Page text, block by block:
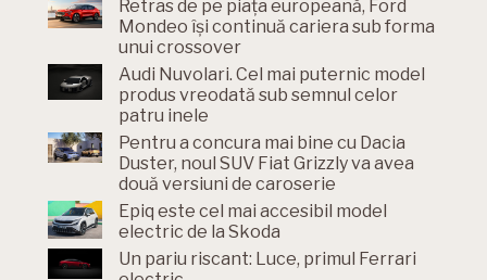
Retras de pe piața europeană, Ford
Mondeo își continuă cariera sub forma
unui crossover
Audi Nuvolari. Cel mai puternic model
produs vreodată sub semnul celor
patru inele
Pentru a concura mai bine cu Dacia
Duster, noul SUV Fiat Grizzly va avea
două versiuni de caroserie
Epiq este cel mai accesibil model
electric de la Skoda
Un pariu riscant: Luce, primul Ferrari